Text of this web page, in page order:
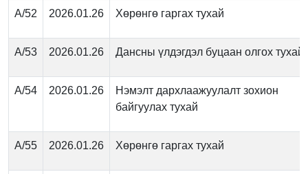
А/52 2026.01.26 Хөрөнгө гаргах тухай
А/53 2026.01.26 Дансны үлдэгдэл буцаан олгох тухай
А/54 2026.01.26
Нэмэлт дархлаажуулалт зохион
байгуулах тухай
А/55 2026.01.26 Хөрөнгө гаргах тухай